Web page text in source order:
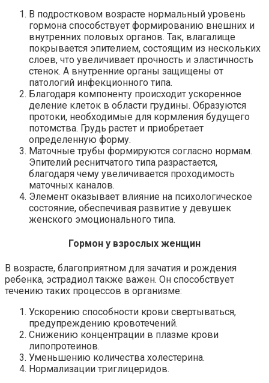
В подростковом возрасте нормальный уровень
гормона способствует формированию внешних и
внутренних половых органов. Так, влагалище
покрывается эпителием, состоящим из нескольких
слоев, что увеличивает прочность и эластичность
стенок. А внутренние органы защищены от
патологий инфекционного типа.
Благодаря компоненту происходит ускоренное
деление клеток в области грудины. Образуются
протоки, необходимые для кормления будущего
потомства. Грудь растет и приобретает
определенную форму.
Маточные трубы формируются согласно нормам.
Эпителий реснитчатого типа разрастается,
благодаря чему увеличивается проходимость
маточных каналов.
Элемент оказывает влияние на психологическое
состояние, обеспечивая развитие у девушек
женского эмоционального типа.
Гормон у взрослых женщин
В возрасте, благоприятном для зачатия и рождения
ребенка, эстрадиол также важен. Он способствует
течению таких процессов в организме:
Ускорению способности крови свертываться,
предупреждению кровотечений.
Снижению концентрации в плазме крови
липопротеинов.
Уменьшению количества холестерина.
Нормализации триглицеридов.